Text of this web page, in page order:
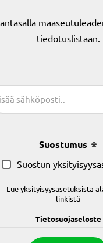
tiedotuslistaan.
Suostumus
Suostun
Lue yksityisyysasetuksista
linkistä
Tietosuojaseloste